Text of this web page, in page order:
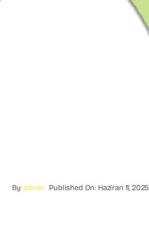
Byadmin Published On: Haziran 11, 2025